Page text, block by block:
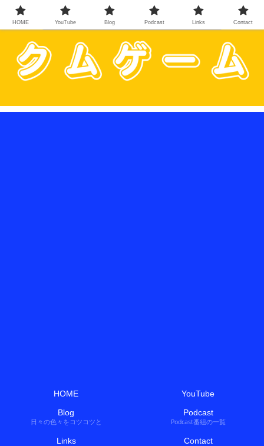
HOME
YouTube
Blog
日々の色々をコツコツと
Podcast
Podcast番組の一覧
Links Contact
HOME YouTube Blog Podcast Links Contact